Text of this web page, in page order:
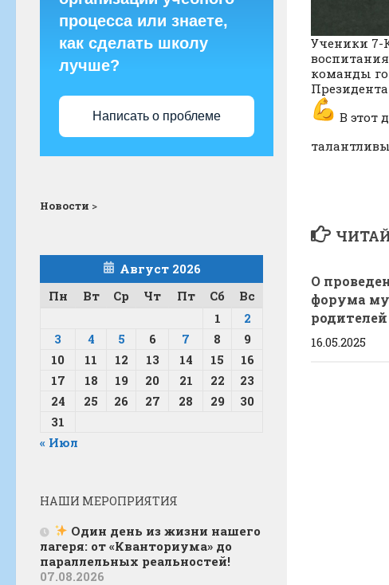
Ученики 7-
команды
В этот
О
форума
родителей
16.05.2025
процесса или знаете,
как сделать школу
лучше?
Написать о проблеме
Новости >
Август 2026
Пн
Вт Ср Чт Пт Сб
Вс
1
2
3
4 5 6 7 8
9
10
11 12 13 14 15
16
17
18 19 20 21 22
23
24
25 26 27 28 29
30
31
« Июл
НАШИ МЕРОПРИЯТИЯ
Один день из жизни нашего
лагеря: от «Кванториума» до
параллельных реальностей!
07.08.2026